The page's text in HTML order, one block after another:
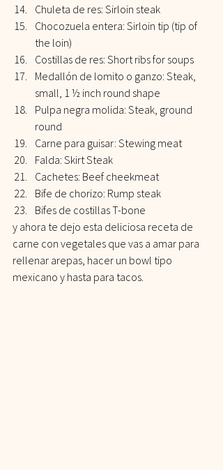
Chuleta de res: Sirloin steak
Chocozuela entera: Sirloin tip (tip of
the loin)
Costillas de res: Short ribs for soups
Medallón de lomito o ganzo: Steak,
small, 1 ½ inch round shape
Pulpa negra molida: Steak, ground
round
Carne para guisar: Stewing meat
Falda: Skirt Steak
Cachetes: Beef cheekmeat
Bife de chorizo: Rump steak
Bifes de costillas T-bone
y ahora te dejo esta deliciosa receta de
carne con vegetales que vas a amar para
rellenar arepas, hacer un bowl tipo
mexicano y hasta para tacos.